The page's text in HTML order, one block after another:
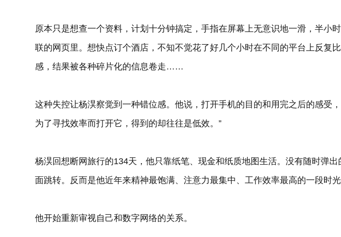
原本只是想查一个资料，计划十分钟搞定，手指在屏幕上无意识地一滑，半小
联的网页里。想快点订个酒店，不知不觉花了好几个小时在不同的平台上反复
感，结果被各种碎片化的信息卷走……
这种失控让杨淏察觉到一种错位感。他说，打开手机的目的和用完之后的感受
为了寻找效率而打开它，得到的却往往是低效。”
杨淏回想断网旅行的134天，他只靠纸笔、现金和纸质地图生活。没有随时弹
面跳转。反而是他近年来精神最饱满、注意力最集中、工作效率最高的一段时光
他开始重新审视自己和数字网络的关系。